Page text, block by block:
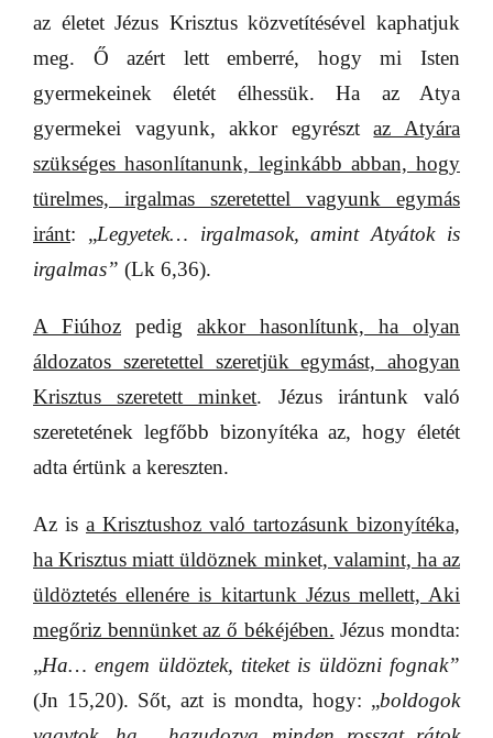
az életet Jézus Krisztus közvetítésével kaphatjuk
meg. Ő azért lett emberré, hogy mi Isten
gyermekeinek életét élhessük. Ha az Atya
gyermekei vagyunk, akkor egyrésztaz Atyára
szükséges hasonlítanunk, leginkább abban, hogy
türelmes, irgalmas szeretettel vagyunk egymás
iránt: „Legyetek… irgalmasok, amint Atyátok is
irgalmas” (Lk 6,36).
A Fiúhoz pedig akkor hasonlítunk, ha olyan
áldozatos szeretettel szeretjük egymást, ahogyan
Krisztus szeretett minket. Jézus irántunk való
szeretetének legfőbb bizonyítéka az, hogy életét
adta értünk a kereszten.
Az is a Krisztushoz való tartozásunk bizonyítéka,
ha Krisztus miatt üldöznek minket, valamint, ha az
üldöztetés ellenére is kitartunk Jézus mellett, Aki
megőriz bennünket az ő békéjében. Jézus mondta:
„Ha… engem üldöztek, titeket is üldözni fognak”
(Jn 15,20). Sőt, azt is mondta, hogy: „boldogok